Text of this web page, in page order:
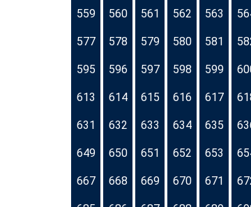
559 560 561 562 563
577 578 579 580 581
595 596 597 598 599
613 614 615 616 617
631 632 633 634 635
649 650 651 652 653
667 668 669 670 671